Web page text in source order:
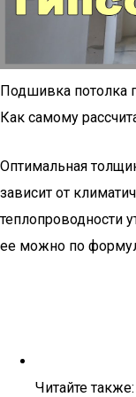
Подшивка потолка
Как самому
Оптимальная
зависит от
теплопроводности
ее можно по
Читайте также: